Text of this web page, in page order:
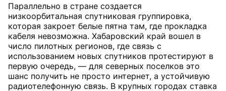
Параллельно в стране создается
низкоорбитальная спутниковая группировка,
которая закроет белые пятна там, где прокладка
кабеля невозможна. Хабаровский край вошел в
число пилотных регионов, где связь с
использованием новых спутников протестируют в
первую очередь, — для северных поселков это
шанс получить не просто интернет, а устойчивую
радиотелефонную связь. В крупных городах ставка